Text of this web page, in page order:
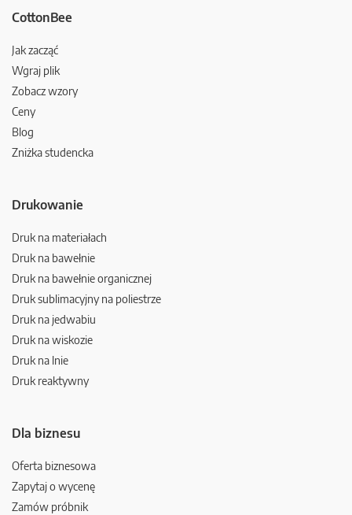
CottonBee
Jak zacząć
Wgraj plik
Zobacz wzory
Ceny
Blog
Zniżka studencka
Drukowanie
Druk na materiałach
Druk na bawełnie
Druk na bawełnie organicznej
Druk sublimacyjny na poliestrze
Druk na jedwabiu
Druk na wiskozie
Druk na lnie
Druk reaktywny
Dla biznesu
Oferta biznesowa
Zapytaj o wycenę
Zamów próbnik